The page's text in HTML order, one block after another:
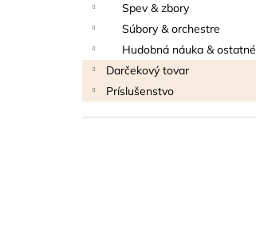
Spev & zbory
Súbory & orchestre
Hudobná náuka & ostatné
Darčekový tovar
Príslušenstvo